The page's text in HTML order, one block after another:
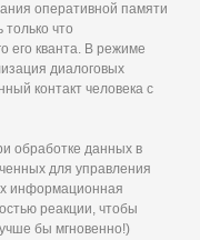
оперативной памяти
что
его кванта. В режиме
диалоговых
контакт человека с
обработке данных в
для управления
информационная
реакции, чтобы
бы мгновенно!)